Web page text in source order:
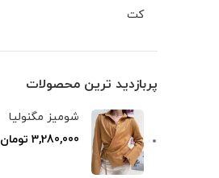
کت
پربازدید ترین محصولات
شومیز مگنولیا
3,280,000 تومان